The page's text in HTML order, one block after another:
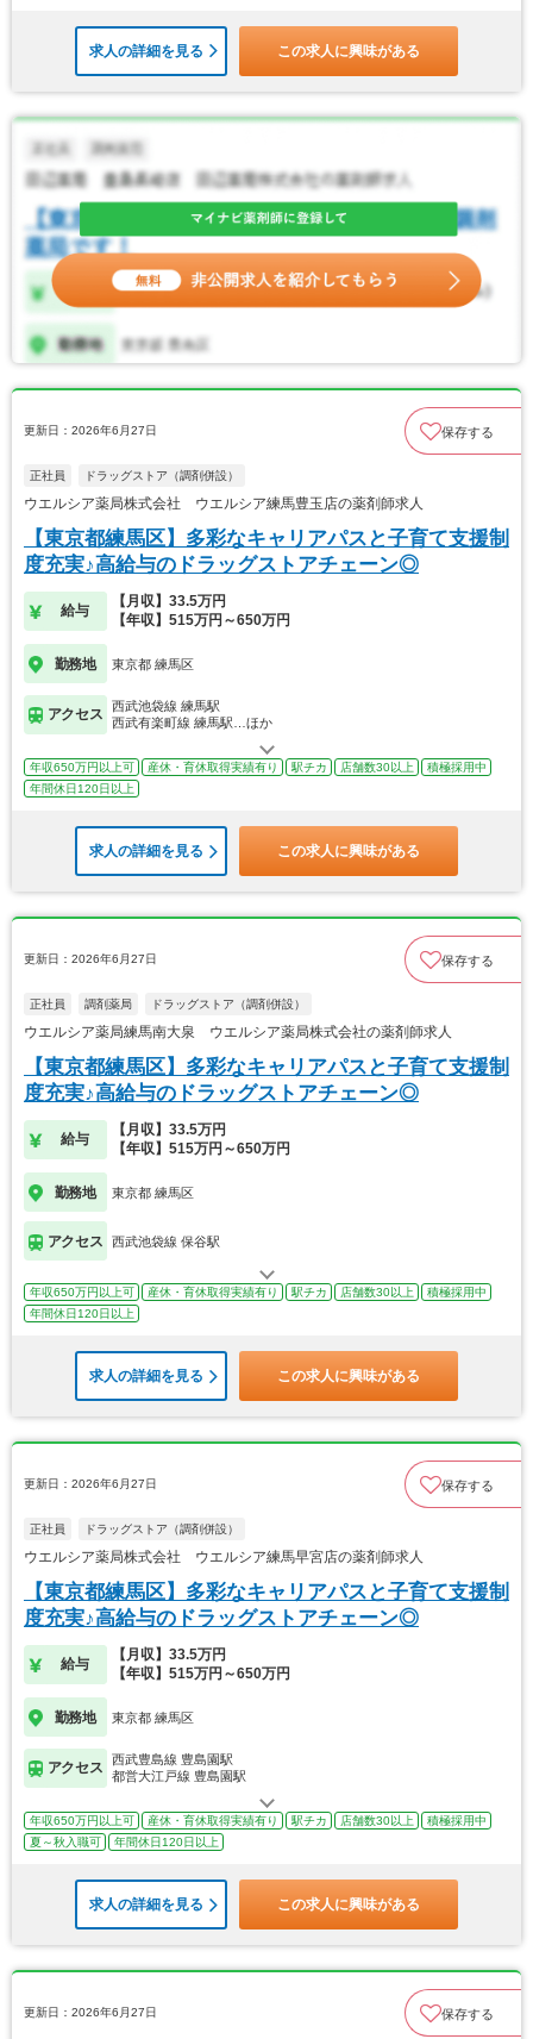
求人の詳細を見る この求人に興味がある
更新日：2026年6月27日 保存する
正社員 ドラッグストア（調剤併設）
ウエルシア薬局株式会社 ウエルシア練馬豊玉店の薬剤師求人
【東京都練馬区】多彩なキャリアパスと子育て支援制
度充実♪高給与のドラッグストアチェーン◎
給与
【月収】33.5万円
【年収】515万円～650万円
勤務地 東京都 練馬区
アクセス
西武池袋線 練馬駅
西武有楽町線 練馬駅…ほか
年収650万円以上可 産休・育休取得実績有り 駅チカ 店舗数30以上
積極採用中
年間休日120日以上
求人の詳細を見る この求人に興味がある
更新日：2026年6月27日 保存する
正社員 調剤薬局 ドラッグストア（調剤併設）
ウエルシア薬局練馬南大泉 ウエルシア薬局株式会社の薬剤師求人
【東京都練馬区】多彩なキャリアパスと子育て支援制
度充実♪高給与のドラッグストアチェーン◎
給与
【月収】33.5万円
【年収】515万円～650万円
勤務地 東京都 練馬区
アクセス 西武池袋線 保谷駅
年収650万円以上可 産休・育休取得実績有り 駅チカ 店舗数30以上
積極採用中
年間休日120日以上
求人の詳細を見る この求人に興味がある
更新日：2026年6月27日 保存する
正社員 ドラッグストア（調剤併設）
ウエルシア薬局株式会社 ウエルシア練馬早宮店の薬剤師求人
【東京都練馬区】多彩なキャリアパスと子育て支援制
度充実♪高給与のドラッグストアチェーン◎
給与
【月収】33.5万円
【年収】515万円～650万円
勤務地 東京都 練馬区
アクセス
西武豊島線 豊島園駅
都営大江戸線 豊島園駅
年収650万円以上可 産休・育休取得実績有り 駅チカ 店舗数30以上
積極採用中
夏～秋入職可
年間休日120日以上
求人の詳細を見る この求人に興味がある
更新日：2026年6月27日 保存する